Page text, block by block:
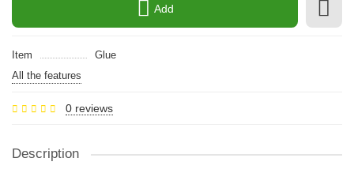
Add
Item
Glue
All the features
0 reviews
Description